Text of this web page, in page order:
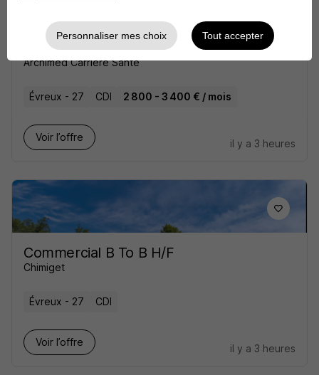
Infirmier Secteur Eure 27 CDI H/F
Archimed Carrière Santé
Évreux - 27 CDI 2 800 - 3 400 € / mois
Voir l’offre
il y a 3 heures
Commercial B To B H/F
Chimiget
Évreux - 27 CDI
Voir l’offre
il y a 3 heures
Personnaliser mes choix Tout accepter